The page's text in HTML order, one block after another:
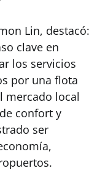
Lin, destacó:
clave en
los servicios
por una flota
mercado local
confort y
ser